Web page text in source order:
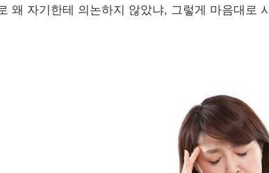
왜 자기한테 의논하지 않았냐, 그렇게 마음대로